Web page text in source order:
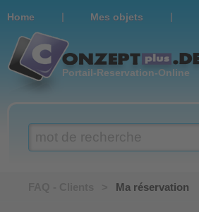
Home | Мes objets |
Portail-Reservation-Online
Ma réservation